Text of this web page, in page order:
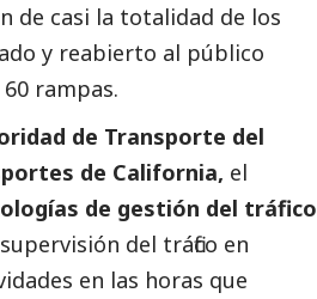
de casi la totalidad de los
y reabierto al público
rampas.
de Transporte del
de California, el
de gestión del tráfico
del tráfico en
en las horas que